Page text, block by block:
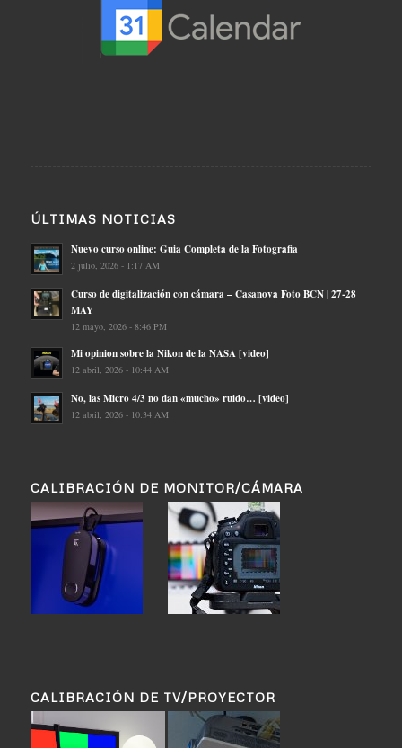
ÚLTIMAS NOTICIAS
Nuevo curso online: Guia Completa de la Fotografia
2 julio, 2026 - 1:17 AM
Curso de digitalización con cámara – Casanova Foto BCN | 27-28
MAY
12 mayo, 2026 - 8:46 PM
Mi opinion sobre la Nikon de la NASA [video]
12 abril, 2026 - 10:44 AM
No, las Micro 4/3 no dan «mucho» ruido… [video]
12 abril, 2026 - 10:34 AM
CALIBRACIÓN DE MONITOR/CÁMARA
CALIBRACIÓN DE TV/PROYECTOR